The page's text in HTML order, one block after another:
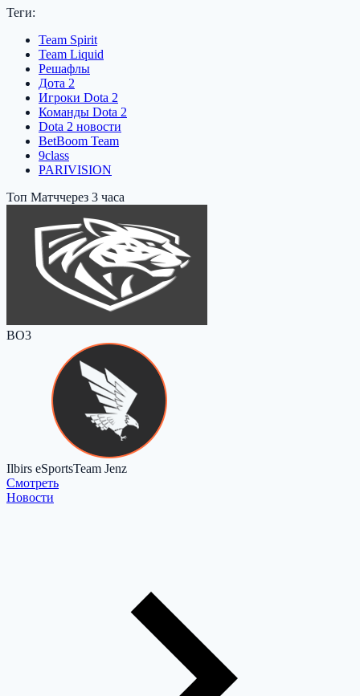
Теги:
Team Spirit
Team Liquid
Решафлы
Дота 2
Игроки Dota 2
Команды Dota 2
Dota 2 новости
BetBoom Team
9class
PARIVISION
Топ Матччерез 3 часа
BO3
Ilbirs eSportsTeam Jenz
Cмотреть
Новости